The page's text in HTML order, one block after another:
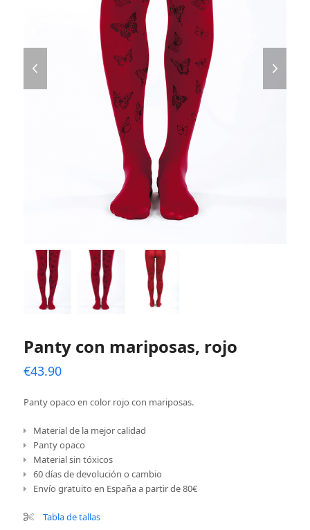
slide
slide
Panty con mariposas, rojo
€43.90
Panty opaco en color rojo con mariposas.
Material de la mejor calidad
Panty opaco
Material sin tóxicos
60 días de devolución o cambio
Envío gratuito en España a partir de 80€
Tabla de tallas